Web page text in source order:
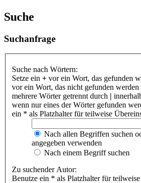
Suche
Suchanfrage
Suche nach Wörtern:
Setze ein + vor ein Wort, das gefunden
vor ein Wort, das nicht gefunden
mehrere Wörter getrennt durch |
wenn nur eines der Wörter gefunden
ein * als Platzhalter für teilweise
Nach allen Begriffen suchen
angegeben verwenden
Nach einem Begriff suchen
Zu suchender Autor:
Benutze ein * als Platzhalter für